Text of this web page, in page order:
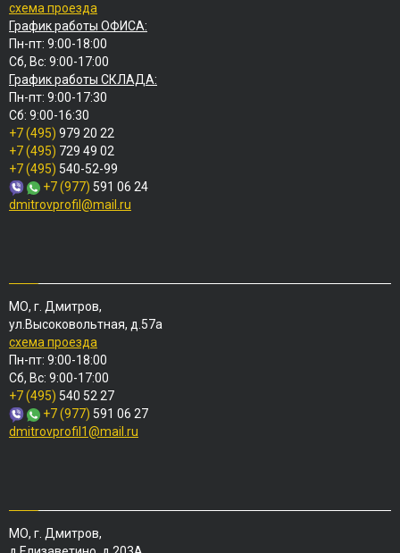
схема проезда
График работы ОФИСА:
Пн-пт: 9:00-18:00
Сб, Вс: 9:00-17:00
График работы СКЛАДА:
Пн-пт: 9:00-17:30
Сб: 9:00-16:30
+7 (495) 979 20 22
+7 (495) 729 49 02
+7 (495) 540-52-99
+7 (977) 591 06 24
dmitrovprofil@mail.ru
МО, г. Дмитров,
ул.Высоковольтная, д.57а
схема проезда
Пн-пт: 9:00-18:00
Сб, Вс: 9:00-17:00
+7 (495) 540 52 27
+7 (977) 591 06 27
dmitrovprofil1@mail.ru
МО, г. Дмитров,